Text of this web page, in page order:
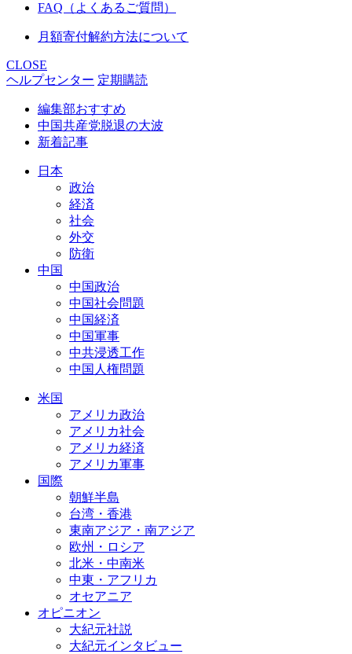
FAQ（よくあるご質問）
月額寄付解約方法について
CLOSE
ヘルプセンター 定期購読
編集部おすすめ
中国共産党脱退の大波
新着記事
日本
政治
経済
社会
外交
防衛
中国
中国政治
中国社会問題
中国経済
中国軍事
中共浸透工作
中国人権問題
米国
アメリカ政治
アメリカ社会
アメリカ経済
アメリカ軍事
国際
朝鮮半島
台湾・香港
東南アジア・南アジア
欧州・ロシア
北米・中南米
中東・アフリカ
オセアニア
オピニオン
大紀元社説
大紀元インタビュー